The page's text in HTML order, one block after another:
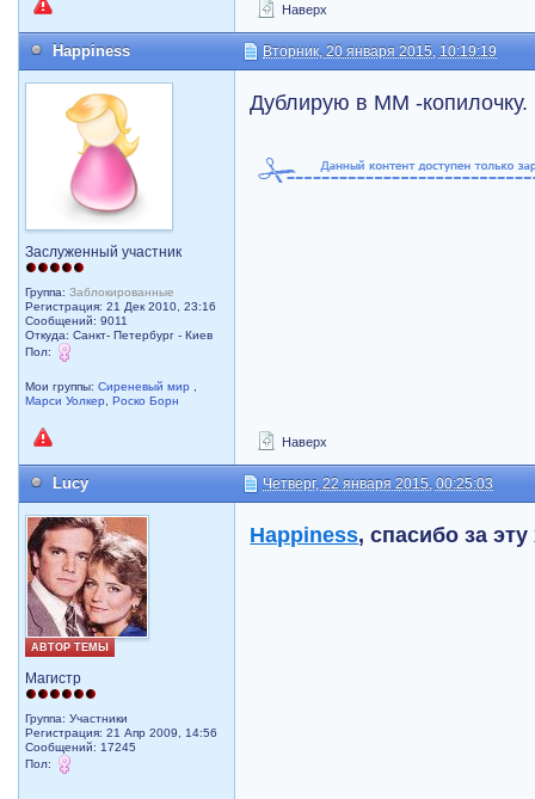
Наверх
Happiness Вторник, 20 января 2015, 10:19:19
Заслуженный участник
Группа:Заблокированные
Регистрация: 21 Дек 2010, 23:16
Сообщений: 9011
Откуда: Санкт- Петербург - Киев
Пол:
Мои группы:Сиреневый мир
Марси Уолкер
,Роско Борн
Дублирую в ММ -копилочку.
Наверх
Lucy Четверг, 22 января 2015, 00:25:03
АВТОР ТЕМЫ
Магистр
Группа: Участники
Регистрация: 21 Апр 2009, 14:56
Сообщений: 17245
Пол:
Happiness, спасибо за